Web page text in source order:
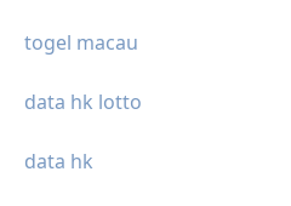
togel macau
data hk lotto
data hk